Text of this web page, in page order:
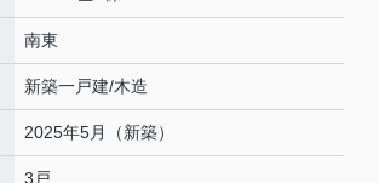
南東
新築一戸建/木造
2025年5月（新築）
3戸